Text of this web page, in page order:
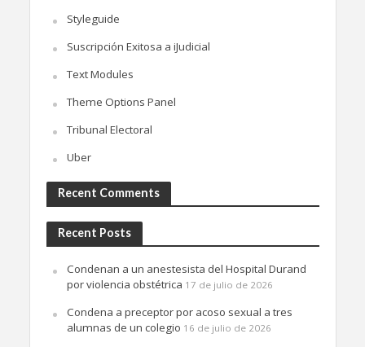
Styleguide
Suscripción Exitosa a iJudicial
Text Modules
Theme Options Panel
Tribunal Electoral
Uber
Recent Comments
Recent Posts
Condenan a un anestesista del Hospital Durand
por violencia obstétrica 17 de julio de 2026
Condena a preceptor por acoso sexual a tres
alumnas de un colegio 16 de julio de 2026